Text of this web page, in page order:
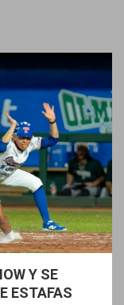
Y SE
ESTAFAS